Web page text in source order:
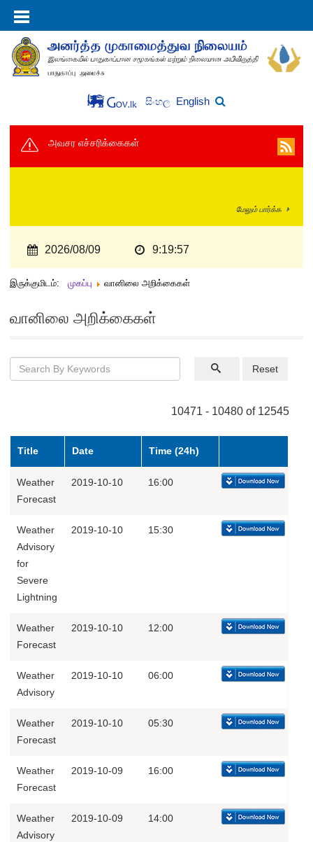
සිංහල English
அவசர எச்சரிக்கைகள்
மேலும் பார்க்க
2026/08/09 9:19:57
இருக்குமிடம்: முகப்பு வானிலை அறிக்கைகள்
வானிலை அறிக்கைகள்
Reset
10471 - 10480 of 12545
Title Date Time (24h)
Weather
Forecast
2019-10-10 16:00
Weather
Advisory
for
Severe
Lightning
2019-10-10 15:30
Weather
Forecast
2019-10-10 12:00
Weather
Advisory
2019-10-10 06:00
Weather
Forecast
2019-10-10 05:30
Weather
Forecast
2019-10-09 16:00
Weather
Advisory
2019-10-09 14:00